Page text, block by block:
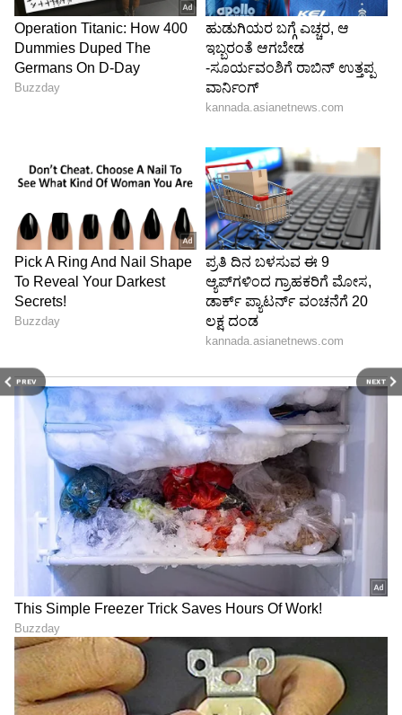
PREV NEXT